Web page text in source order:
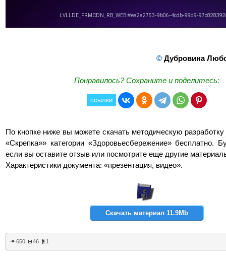
© Дубровина
Понравилось? Сохраните и поделитесь:
ссылки
По кнопке ниже вы можете скачать методическую
«Скрепка»» категории «Здоровьесбережение» бесплатно.
если вы оставите отзыв или посмотрите еще другие
Характеристики документа: «презентация, видео».
Скачать материал 11.9Mb
650 46 1